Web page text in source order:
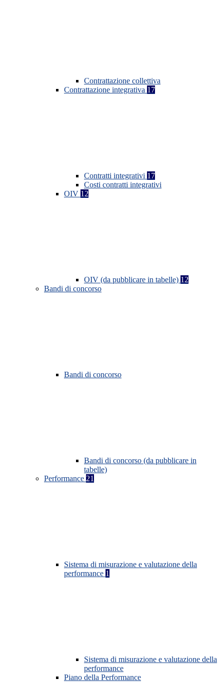
Contrattazione collettiva
Contrattazione integrativa 17
Contratti integrativi 17
Costi contratti integrativi
OIV 12
OIV (da pubblicare in tabelle) 12
Bandi di concorso
Bandi di concorso
Bandi di concorso (da pubblicare in
tabelle)
Performance 21
Sistema di misurazione e valutazione della
performance 1
Sistema di misurazione e valutazione della
performance
Piano della Performance